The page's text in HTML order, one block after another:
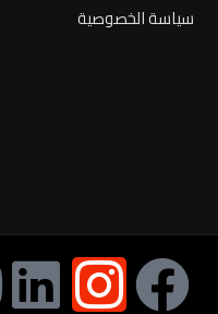
سياسة الخصوصية